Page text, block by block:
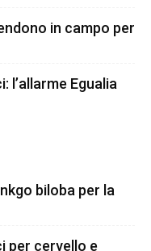
in campo per
l’allarme Egualia
biloba per la
per cervello e